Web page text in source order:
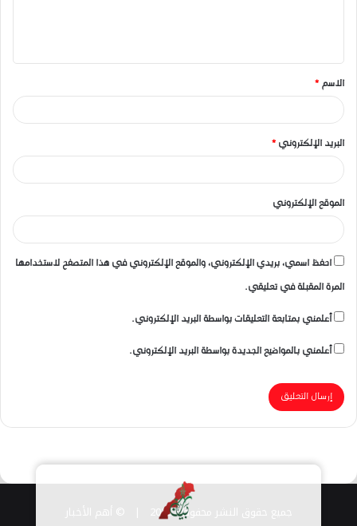
ق
*
الاسم *
البريد الإلكتروني *
الموقع الإلكتروني
احفظ اسمي، بريدي الإلكتروني، والموقع الإلكتروني في هذا المتصفح لاستخدامها
المرة المقبلة في تعليقي.
أعلمني بمتابعة التعليقات بواسطة البريد الإلكتروني.
أعلمني بالمواضيع الجديدة بواسطة البريد الإلكتروني.
جميع حقوق النشر محفوظة 2026 |